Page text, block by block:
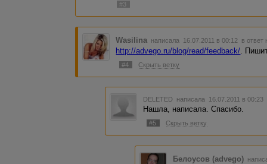
#3
Wasilina написала 16.07.2011 в 00:12 в ответ
http://advego.ru/blog/read/feedback/ .
#4 Скрыть ветку
DELETED написала 16.07.2011 в 00:23
Нашла, написала. Спасибо.
#5 Скрыть ветку
Белоусов (advego)